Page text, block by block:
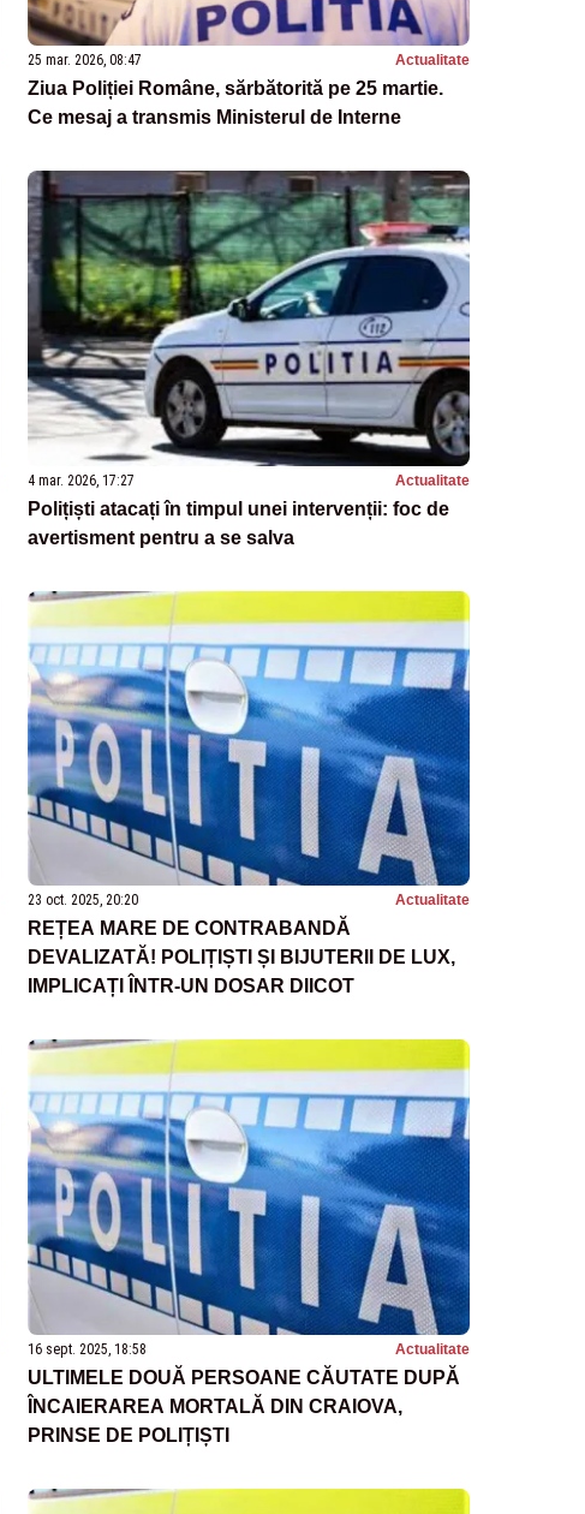
25 mar. 2026, 08:47 Actualitate
Ziua Poliției Române, sărbătorită pe 25 martie.
Ce mesaj a transmis Ministerul de Interne
4 mar. 2026, 17:27 Actualitate
Polițiști atacați în timpul unei intervenții: foc de
avertisment pentru a se salva
23 oct. 2025, 20:20 Actualitate
REȚEA MARE DE CONTRABANDĂ
DEVALIZATĂ! POLIȚIȘTI ȘI BIJUTERII DE LUX,
IMPLICAȚI ÎNTR-UN DOSAR DIICOT
16 sept. 2025, 18:58 Actualitate
ULTIMELE DOUĂ PERSOANE CĂUTATE DUPĂ
ÎNCAIERAREA MORTALĂ DIN CRAIOVA,
PRINSE DE POLIȚIȘTI